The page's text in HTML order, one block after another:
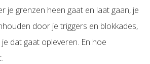
je grenzen heen gaat en laat gaan, je
door je triggers en blokkades,
dat gaat opleveren. En hoe